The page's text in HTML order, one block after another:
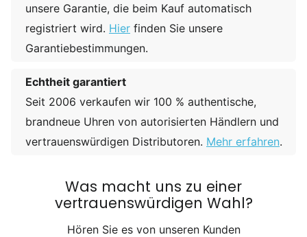
unsere Garantie, die beim Kauf automatisch
registriert wird. Hier finden Sie unsere
Garantiebestimmungen.
Echtheit garantiert
Seit 2006 verkaufen wir 100 % authentische,
brandneue Uhren von autorisierten Händlern und
vertrauenswürdigen Distributoren. Mehr erfahren.
Was macht uns zu einer
vertrauenswürdigen Wahl?
Hören Sie es von unseren Kunden